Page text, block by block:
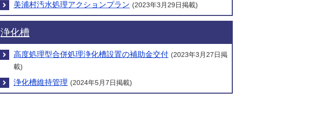
美浦村汚水処理アクションプラン (2023年3月29日掲載)
浄化槽
高度処理型合併処理浄化槽設置の補助金交付 (2023年3月27日掲
載)
浄化槽維持管理 (2024年5月7日掲載)